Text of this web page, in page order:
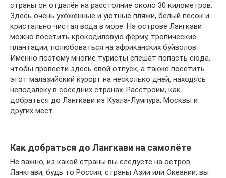
страны он отдалён на расстояние около 30 километров.
Здесь очень ухоженные и уютные пляжи, белый песок и
кристально чистая вода в море. На острове Лангкави
можно посетить крокодиловую ферму, тропические
плантации, полюбоваться на африканских буйволов.
Именно поэтому многие туристы спешат попасть сюда,
чтобы провести здесь свой отпуск, а также посетить
этот малазийский курорт на несколько дней, находясь
неподалёку в соседних странах. Расстроим, как
добраться до Лангкави из Куала-Лумпура, Москвы и
других мест.
Как добраться до Лангкави на самолёте
Не важно, из какой страны вы следуете на остров
Ланкгави, будь то Россия, страны Азии или Океании, вы